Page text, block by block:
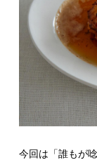
今回は「誰もが